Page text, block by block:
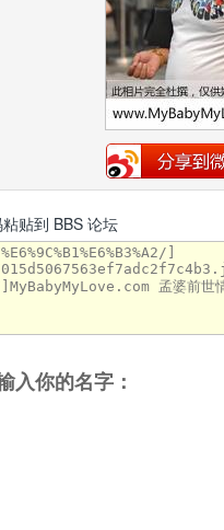
贴到 BBS 论坛
入你的名字：